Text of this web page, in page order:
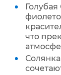
что